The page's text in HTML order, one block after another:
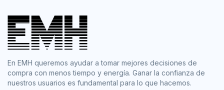
En EMH queremos ayudar a tomar mejores decisiones de
compra con menos tiempo y energía. Ganar la confianza de
nuestros usuarios es fundamental para lo que hacemos.